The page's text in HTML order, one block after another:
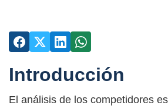
Introducción
El análisis de los competidores